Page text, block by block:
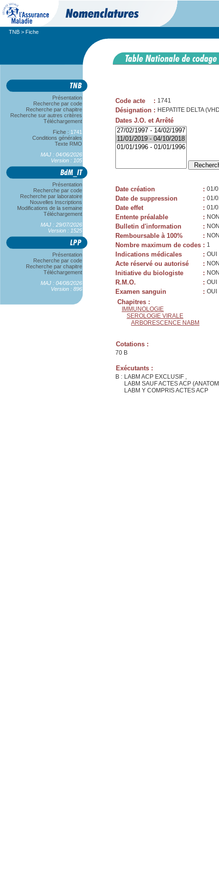
TNB > Fiche
Présentation
Recherche par code
Recherche par chapitre
Recherche sur autres critères
Téléchargement
Fiche : 1741
Conditions générales
Texte RMO
MAJ : 04/06/2026
Version : 105
Présentation
Recherche par code
Recherche par laboratoire
Nouvelles Inscriptions
Modifications de la semaine
Téléchargement
MAJ : 29/07/2026
Version : 1525
Présentation
Recherche par code
Recherche par chapitre
Téléchargement
MAJ : 04/08/2026
Version : 896
Code acte : 1741
Désignation : HEPATITE DELTA
Dates J.O. et Arrêté
Date création : 01/
Date de suppression : 01/
Date effet : 01/
Entente préalable :
Bulletin d'information :
Remboursable à 100% :
Nombre maximum de codes : 1
Indications médicales : OUI
Acte réservé ou autorisé :
Initiative du biologiste :
R.M.O. : OUI
Examen sanguin : OUI
Chapitres :
IMMUNOLOGIE
SEROLOGIE VIRALE
ARBORESCENCE NABM
Cotations :
70 B
Exécutants :
B : LABM ACP EXCLUSIF ,
LABM SAUF ACTES ACP
LABM Y COMPRIS ACTES ACP